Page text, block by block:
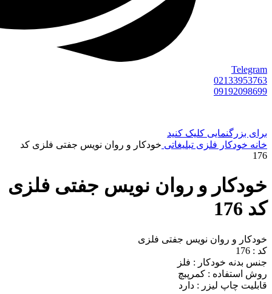
Telegram
02133953763
09192098699
برای بزرگنمایی کلیک کنید
خانه خودکار فلزی تبلیغاتی خودکار و روان نویس جفتی فلزی کد
176
خودکار و روان نویس جفتی فلزی
کد 176
خودکار و روان نویس جفتی فلزی
کد : 176
جنس بدنه خودکار : فلز
روش استفاده : کمرپبچ
قابلیت چاپ لیزر : دارد